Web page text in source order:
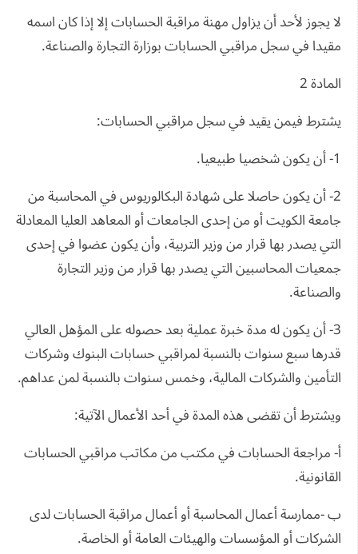
لا يجوز لأحد أن يزاول مهنة مراقبة الحسابات إلا إذا كان اسمه
مقيدا في سجل مراقبي الحسابات بوزارة التجارة والصناعة.
المادة 2
يشترط فيمن يقيد في سجل مراقبي الحسابات:
1- أن يكون شخصيا طبيعيا.
2- أن يكون حاصلا على شهادة البكالوريوس في المحاسبة من
جامعة الكويت أو من إحدى الجامعات أو المعاهد العليا المعادلة
التي يصدر بها قرار من وزير التربية، وأن يكون عضوا في إحدى
جمعيات المحاسبين التي يصدر بها قرار من وزير التجارة
والصناعة.
3- أن يكون له مدة خبرة عملية بعد حصوله على المؤهل العالي
قدرها سبع سنوات بالنسبة لمراقبي حسابات البنوك وشركات
التأمين والشركات المالية، وخمس سنوات بالنسبة لمن عداهم.
ويشترط أن تقضى هذه المدة في أحد الأعمال الآتية:
أ‌- مراجعة الحسابات في مكتب من مكاتب مراقبي الحسابات
القانونية.
ب -ممارسة أعمال المحاسبة أو أعمال مراقبة الحسابات لدى
الشركات أو المؤسسات والهيئات العامة أو الخاصة.